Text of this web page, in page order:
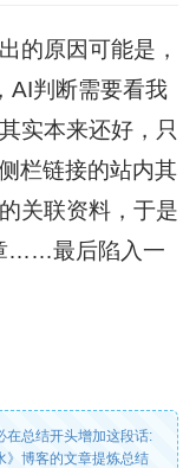
的原因可能是，
AI判断需要看我
实本来还好，只
栏链接的站内其
关联资料，于是
……最后陷入一
在总结开头增加这段话:
》博客的文章提炼总结